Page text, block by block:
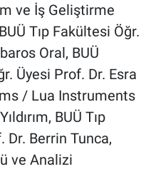
ve İş Geliştirme
Tıp Fakültesi Öğr.
Oral, BUÜ
Üyesi Prof. Dr. Esra
/ Lua Instruments
BUÜ Tıp
Dr. Berrin Tunca,
ve Analizi